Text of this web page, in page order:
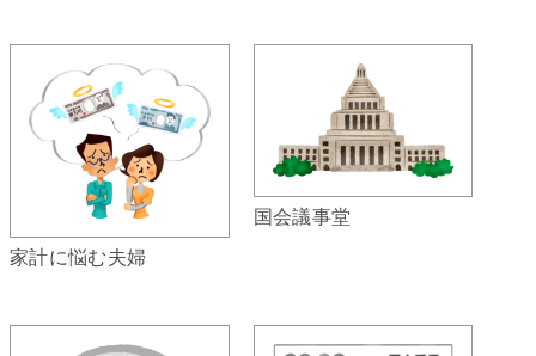
家計に悩む夫婦
国会議事堂